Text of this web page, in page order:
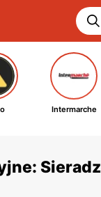
Intermarche
Sieradz